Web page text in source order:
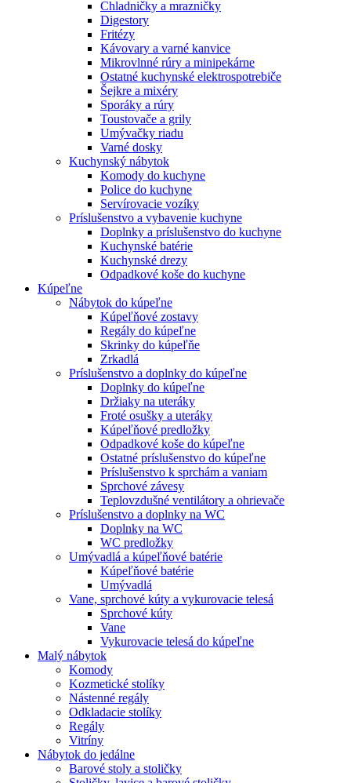
Chladničky a mrazničky
Digestory
Fritézy
Kávovary a varné kanvice
Mikrovlnné rúry a minipekárne
Ostatné kuchynské elektrospotrebiče
Šejkre a mixéry
Sporáky a rúry
Toustovače a grily
Umývačky riadu
Varné dosky
Kuchynský nábytok
Komody do kuchyne
Police do kuchyne
Servírovacie vozíky
Príslušenstvo a vybavenie kuchyne
Doplnky a príslušenstvo do kuchyne
Kuchynské batérie
Kuchynské drezy
Odpadkové koše do kuchyne
Kúpeľne
Nábytok do kúpeľne
Kúpeľňové zostavy
Regály do kúpeľne
Skrinky do kúpeľňe
Zrkadlá
Príslušenstvo a doplnky do kúpeľne
Doplnky do kúpeľne
Držiaky na uteráky
Froté osušky a uteráky
Kúpeľňové predložky
Odpadkové koše do kúpeľne
Ostatné príslušenstvo do kúpeľne
Príslušenstvo k sprchám a vaniam
Sprchové závesy
Teplovzdušné ventilátory a ohrievače
Príslušenstvo a doplnky na WC
Doplnky na WC
WC predložky
Umývadlá a kúpeľňové batérie
Kúpeľňové batérie
Umývadlá
Vane, sprchové kúty a vykurovacie telesá
Sprchové kúty
Vane
Vykurovacie telesá do kúpeľne
Malý nábytok
Komody
Kozmetické stolíky
Nástenné regály
Odkladacie stolíky
Regály
Vitríny
Nábytok do jedálne
Barové stoly a stoličky